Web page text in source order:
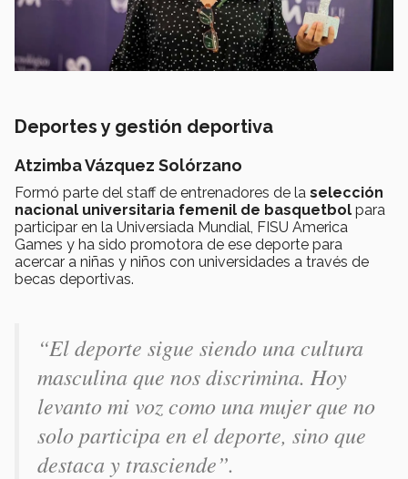
Deportes y gestión deportiva
Atzimba Vázquez Solórzano
Formó parte del staff de entrenadores de la selección
nacional universitaria femenil de basquetbol para
participar en la Universiada Mundial, FISU America
Games y ha sido promotora de ese deporte para
acercar a niñas y niños con universidades a través de
becas deportivas.
“El deporte sigue siendo una cultura
masculina que nos discrimina. Hoy
levanto mi voz como una mujer que no
solo participa en el deporte, sino que
destaca y trasciende”.